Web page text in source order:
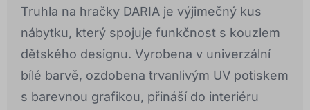
Truhla na hračky DARIA je výjimečný kus
nábytku, který spojuje funkčnost s kouzlem
dětského designu. Vyrobena v univerzální
bílé barvě, ozdobena trvanlivým UV potiskem
s barevnou grafikou, přináší do interiéru